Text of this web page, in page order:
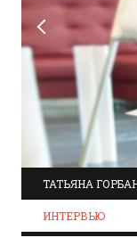
ТАТЬЯНА
ИНТЕРВЬЮ